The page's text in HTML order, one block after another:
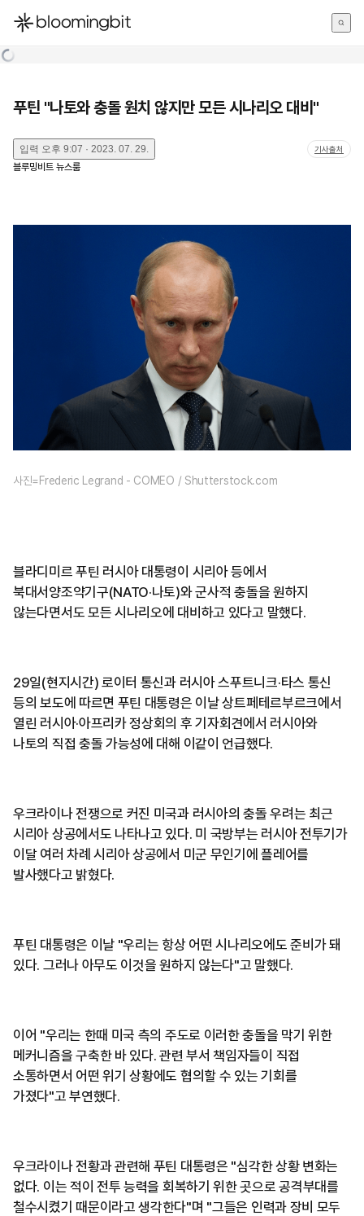
한국어
푸틴 "나토와 충돌 원치 않지만 모든 시나리오 대비"
입력 오후 9:07 · 2023. 07. 29. 기사출처
블루밍비트 뉴스룸
사진=Frederic Legrand - COMEO / Shutterstock.com
블라디미르 푸틴 러시아 대통령이 시리아 등에서
북대서양조약기구(NATO·나토)와 군사적 충돌을 원하지
않는다면서도 모든 시나리오에 대비하고 있다고 말했다.
29일(현지시간) 로이터 통신과 러시아 스푸트니크·타스 통신
등의 보도에 따르면 푸틴 대통령은 이날 상트페테르부르크에서
열린 러시아·아프리카 정상회의 후 기자회견에서 러시아와
나토의 직접 충돌 가능성에 대해 이같이 언급했다.
우크라이나 전쟁으로 커진 미국과 러시아의 충돌 우려는 최근
시리아 상공에서도 나타나고 있다. 미 국방부는 러시아 전투기가
이달 여러 차례 시리아 상공에서 미군 무인기에 플레어를
발사했다고 밝혔다.
푸틴 대통령은 이날 "우리는 항상 어떤 시나리오에도 준비가 돼
있다. 그러나 아무도 이것을 원하지 않는다"고 말했다.
이어 "우리는 한때 미국 측의 주도로 이러한 충돌을 막기 위한
메커니즘을 구축한 바 있다. 관련 부서 책임자들이 직접
소통하면서 어떤 위기 상황에도 협의할 수 있는 기회를
가졌다"고 부연했다.
우크라이나 전황과 관련해 푸틴 대통령은 "심각한 상황 변화는
없다. 이는 적이 전투 능력을 회복하기 위한 곳으로 공격부대를
철수시켰기 때문이라고 생각한다"며 "그들은 인력과 장비 모두